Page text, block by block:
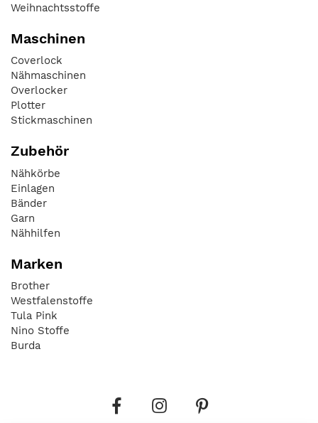
Weihnachtsstoffe
Maschinen
Coverlock
Nähmaschinen
Overlocker
Plotter
Stickmaschinen
Zubehör
Nähkörbe
Einlagen
Bänder
Garn
Nähhilfen
Marken
Brother
Westfalenstoffe
Tula Pink
Nino Stoffe
Burda